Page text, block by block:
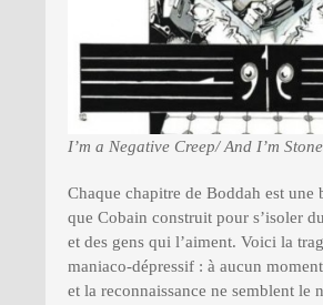
I’m a Negative Creep/ And I’m
Chaque chapitre de Boddah est une
que Cobain construit pour s’isoler
et des gens qui l’aiment. Voici la
maniaco-dépressif : à aucun
et la reconnaissance ne semblent le